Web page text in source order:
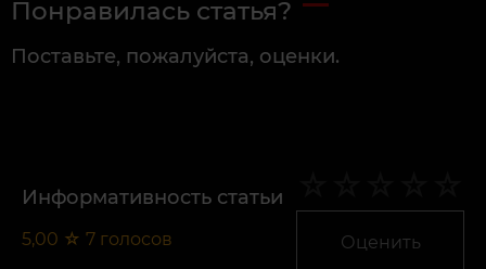
Понравилась статья?
Поставьте, пожалуйста, оценки.
Информативность статьи
5,00 ☆ 7 голосов Оценить